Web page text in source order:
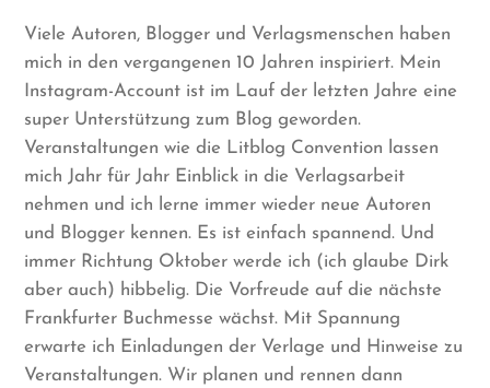
Viele Autoren, Blogger und Verlagsmenschen haben
mich in den vergangenen 10 Jahren inspiriert. Mein
Instagram-Account ist im Lauf der letzten Jahre eine
super Unterstützung zum Blog geworden.
Veranstaltungen wie die Litblog Convention lassen
mich Jahr für Jahr Einblick in die Verlagsarbeit
nehmen und ich lerne immer wieder neue Autoren
und Blogger kennen. Es ist einfach spannend. Und
immer Richtung Oktober werde ich (ich glaube Dirk
aber auch) hibbelig. Die Vorfreude auf die nächste
Frankfurter Buchmesse wächst. Mit Spannung
erwarte ich Einladungen der Verlage und Hinweise zu
Veranstaltungen. Wir planen und rennen dann